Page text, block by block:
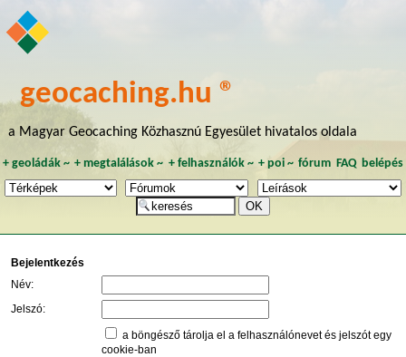
geocaching.hu ®
a Magyar Geocaching Közhasznú Egyesület hivatalos oldala
+ geoládák~ +megtalálások ~ + felhasználók~ + poi~ fórum FAQ belépés
Bejelentkezés
Név:
Jelszó:
a böngésző tárolja el a felhasználónevet és jelszót egy
cookie-ban